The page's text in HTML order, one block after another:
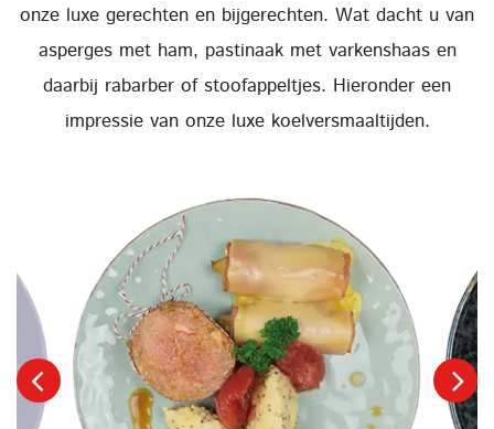
onze luxe gerechten en bijgerechten. Wat dacht u van
asperges met ham, pastinaak met varkenshaas en
daarbij rabarber of stoofappeltjes. Hieronder een
impressie van onze luxe koelversmaaltijden.